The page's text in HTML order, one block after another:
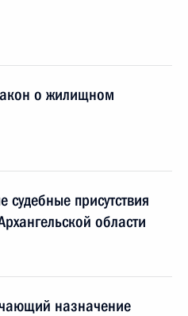
о жилищном
присутствия
области
назначение